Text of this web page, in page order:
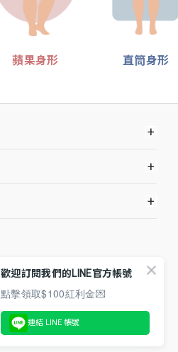
蘋果身形 直筒身形
+
+
+
歡迎訂閱我們的LINE官方帳號
點擊領取$100紅利金💌
連結 LINE 帳號